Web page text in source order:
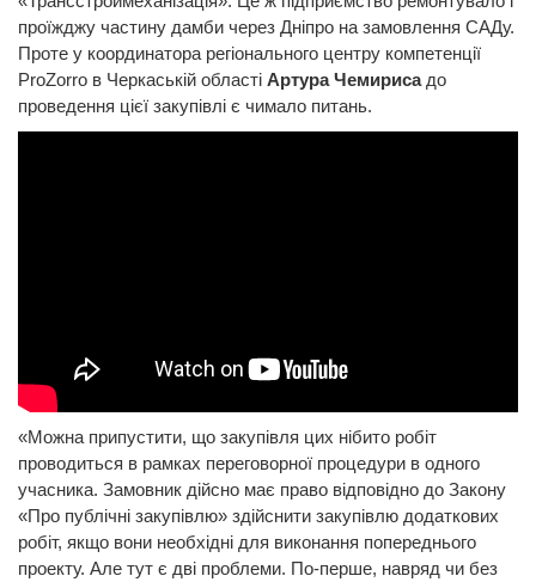
проїжджу частину дамби через Дніпро на замовлення САДу.
Проте у координатора регіонального центру компетенції
ProZorro в Черкаській області Артура Чемирисадо
проведення цієї закупівлі є чимало питань.
«Можна припустити, що закупівля цих нібито робіт
проводиться в рамках переговорної процедури в одного
учасника. Замовник дійсно має право відповідно до Закону
«Про публічні закупівлю» здійснити закупівлю додаткових
робіт, якщо вони необхідні для виконання попереднього
проекту. Але тут є дві проблеми. По-перше, навряд чи без